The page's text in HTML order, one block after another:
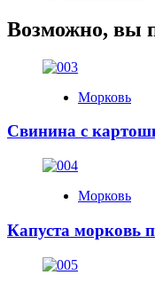
Возможно, вы
Морковь
Свинина с
Морковь
Капуста морковь